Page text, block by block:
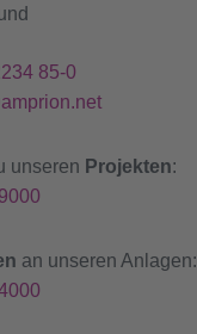
85-0
unseren Projekten:
an unseren Anlagen: